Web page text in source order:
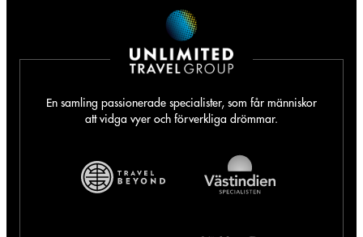
En samling passionerade specialister, som får människor
att vidga vyer och förverkliga drömmar.